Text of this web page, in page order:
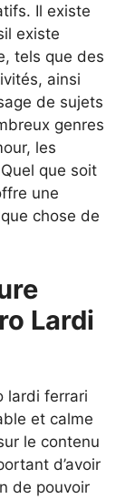
Il existe
existe
tels que des
ainsi
de sujets
genres
les
que soit
une
chose de
Lardi
lardi ferrari
et calme
le contenu
d’avoir
de pouvoir